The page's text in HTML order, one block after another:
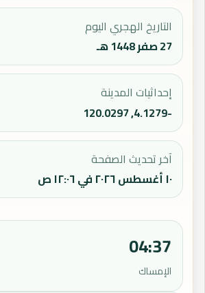
التاريخ الهجري اليوم
27 صفر 1448 هـ
إحداثيات المدينة
-4.1279, 120.0297
آخر تحديث الصفحة
١٠ أغسطس ٢٠٢٦ في ١٢:٠٦ ص
04:37
الإمساك